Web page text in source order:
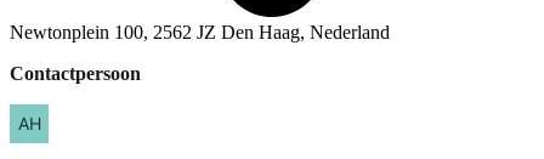
Newtonplein 100, 2562 JZ Den Haag, Nederland
Contactpersoon